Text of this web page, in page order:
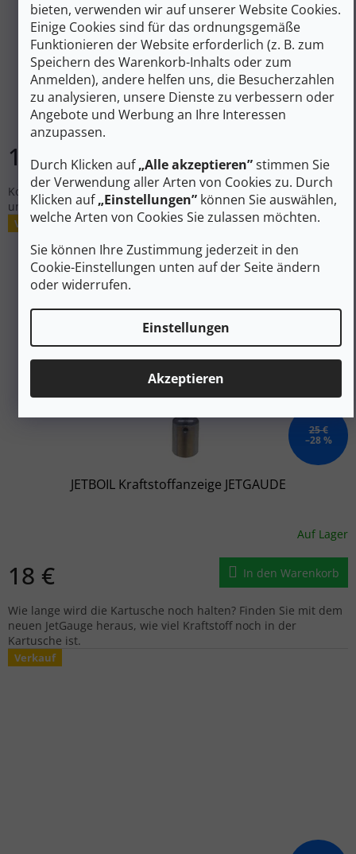
bieten, verwenden wir auf unserer Website Cookies.
Einige Cookies sind für das ordnungsgemäße
Funktionieren der Website erforderlich (z. B. zum
Speichern des Warenkorb-Inhalts oder zum
Anmelden), andere helfen uns, die Besucherzahlen
zu analysieren, unsere Dienste zu verbessern oder
Angebote und Werbung an Ihre Interessen
anzupassen.
Durch Klicken auf„Alle akzeptieren”stimmen Sie
der Verwendung aller Arten von Cookies zu. Durch
Klicken auf„Einstellungen” können Sie auswählen,
welche Arten von Cookies Sie zulassen möchten.
Sie können Ihre Zustimmung jederzeit in den
Cookie-Einstellungen unten auf der Seite ändern
oder widerrufen.
Einstellungen
Akzeptieren
144 €
PRIMUS ESSENTIAL STOVE Kochset 1,3 l
101 €
Kochset von Primus, das einen Brenner mit Luftzug, zwei Töpfe
und eine Pfanne in einem Paket vereint.
Verkauf
25 €
–28 %
JETBOIL Kraftstoffanzeige JETGAUDE
Auf Lager
18 € In den Warenkorb
Wie lange wird die Kartusche noch halten? Finden Sie mit dem
neuen JetGauge heraus, wie viel Kraftstoff noch in der
Kartusche ist.
Verkauf